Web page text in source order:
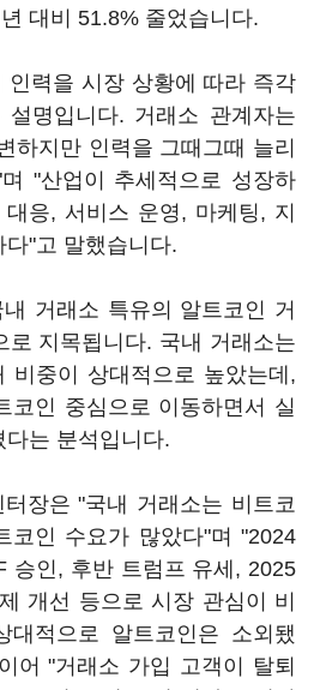
대비 51.8% 줄었습니다.
인력을 시장 상황에 따라 즉각
설명입니다. 거래소 관계자는
하지만 인력을 그때그때 늘리
"산업이 추세적으로 성장하
응, 서비스 운영, 마케팅, 지
"고 말했습니다.
거래소 특유의 알트코인 거
로 지목됩니다. 국내 거래소는
비중이 상대적으로 높았는데,
코인 중심으로 이동하면서 실
는 분석입니다.
장은 "국내 거래소는 비트코
코인 수요가 많았다"며 "2024
승인, 후반 트럼프 유세, 2025
개선 등으로 시장 관심이 비
대적으로 알트코인은 소외됐
어 "거래소 가입 고객이 탈퇴